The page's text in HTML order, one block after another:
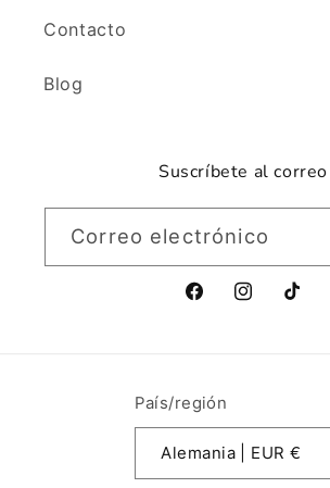
Contacto
Blog
Suscríbete al correo
Correo electrónico
FacebookInstagram
TikTok
País/región
Alemania | EUR €